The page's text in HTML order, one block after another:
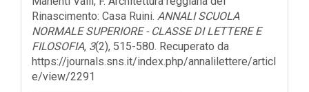
Rinascimento: Casa Ruini. ANNALI SCUOLA
NORMALE SUPERIORE - CLASSE DI LETTERE E
FILOSOFIA, 3(2), 515-580. Recuperato da
https://journals.sns.it/index.php/annalilettere/articl
e/view/2291